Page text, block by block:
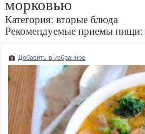
морковью
Категория: вторые блюда
Рекомендуемые приемы пищи:
Добавить в избранное